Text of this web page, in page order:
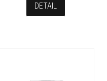
DETAIL